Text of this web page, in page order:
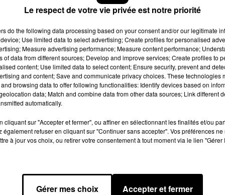
aurait beaucoup de mal à signer une résidence d’un an dans
d’albums et de billets pour ses concerts !
90 représentations) était en préparation avec le casino
Now, et a enregistré les pires ventes d’albums depuis le
ans n’attire pas ! Jennifer Lopez a même été
nombreuses dates cet été aux États-Unis, et d’en
bas-côté.
les casinos. Après plusieurs offres pour une résidences d’un
avec la meilleure offre, mais le contexte actuel
Post
elle qui a déjà joué dans plusieurs films qui ont
Lopez apparaît, pour Netflix, est littéralement
Le respect de votre vie privée est notre priorité
do the following data processing based on your consent and/or our legitimate
Use limited data to select advertising; Create profiles for personalised
Measure advertising performance; Measure content performance;
of data from different sources; Develop and improve services; Create profiles to
content; Use limited data to select content; Ensure security, prevent and
and content; Save and communicate privacy choices. These technologies
browsing data to offer following functionalities: Identify devices based on
data; Match and combine data from other data sources; Link different
automatically.
cliquant sur "Accepter et fermer", ou affiner en sélectionnant les finalités et/ou
également refuser en cliquant sur "Continuer sans accepter". Vos préférences
à jour vos choix, ou retirer votre consentement à tout moment via le lien
Gérer mes choix Accepter et fermer